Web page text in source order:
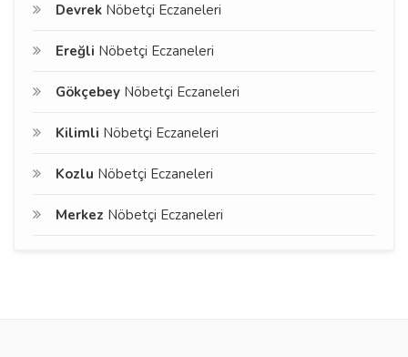
Devrek Nöbetçi Eczaneleri
Ereğli Nöbetçi Eczaneleri
Gökçebey Nöbetçi Eczaneleri
Kilimli Nöbetçi Eczaneleri
Kozlu Nöbetçi Eczaneleri
Merkez Nöbetçi Eczaneleri